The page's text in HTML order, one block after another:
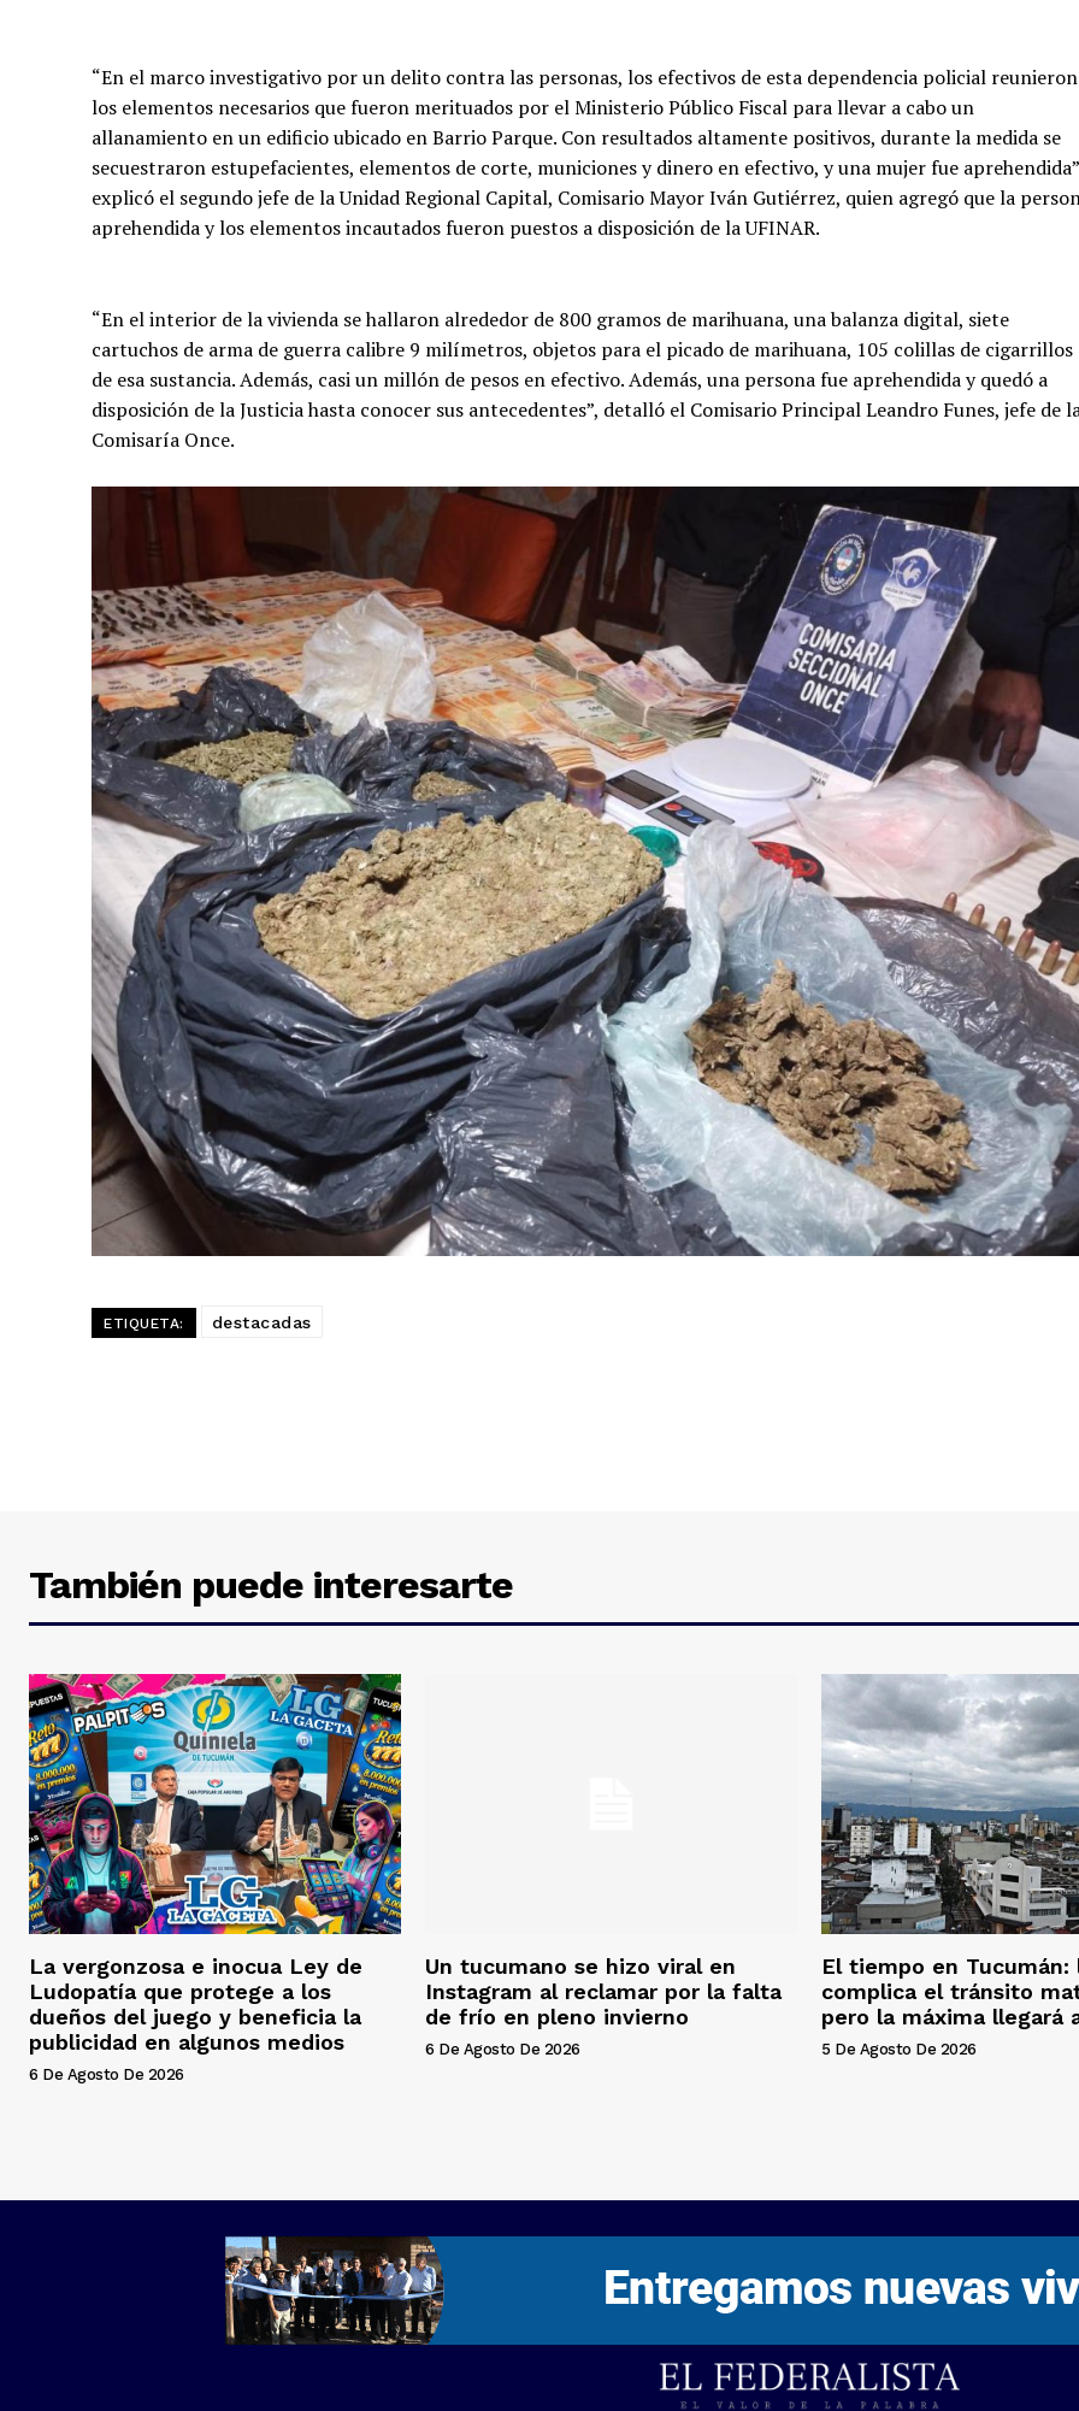
“En el marco investigativo por un delito contra las personas, los efectivos de esta dependencia policial reunieron
los elementos necesarios que fueron merituados por el Ministerio Público Fiscal para llevar a cabo un
allanamiento en un edificio ubicado en Barrio Parque. Con resultados altamente positivos, durante la medida se
secuestraron estupefacientes, elementos de corte, municiones y dinero en efectivo, y una mujer fue
explicó el segundo jefe de la Unidad Regional Capital, Comisario Mayor Iván Gutiérrez, quien agregó que la
aprehendida y los elementos incautados fueron puestos a disposición de la UFINAR.
“En el interior de la vivienda se hallaron alrededor de 800 gramos de marihuana, una balanza digital, siete
cartuchos de arma de guerra calibre 9 milímetros, objetos para el picado de marihuana, 105 colillas de cigarrillos
de esa sustancia. Además, casi un millón de pesos en efectivo. Además, una persona fue aprehendida y quedó a
disposición de la Justicia hasta conocer sus antecedentes”, detalló el Comisario Principal Leandro Funes, jefe de
Comisaría Once.
ETIQUETA: destacadas
También puede interesarte
La vergonzosa e inocua Ley de
Ludopatía que protege a los
dueños del juego y beneficia la
publicidad en algunos medios
6 De Agosto De 2026
Un tucumano se hizo viral en
Instagram al reclamar por la falta
de frío en pleno invierno
6 De Agosto De 2026
El tiempo en Tucumán:
complica el tránsito
pero la máxima llegará
5 De Agosto De 2026